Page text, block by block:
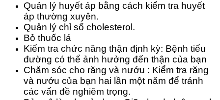
Quản lý huyết áp bằng cách kiểm tra huyết
áp thường xuyên.
Quản lý chỉ số cholesterol.
Bỏ thuốc lá
Kiểm tra chức năng thận định kỳ: Bệnh tiểu
đường có thể ảnh hưởng đến thận của bạn
Chăm sóc cho răng và nướu : Kiểm tra răng
và nướu của bạn hai lần một năm để tránh
các vấn đề nghiêm trọng.